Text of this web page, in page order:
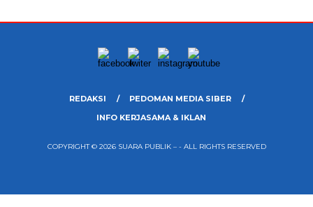
REDAKSI
PEDOMAN MEDIA SIBER
INFO KERJASAMA & IKLAN
COPYRIGHT © 2026 SUARA PUBLIK – - ALL RIGHTS RESERVED